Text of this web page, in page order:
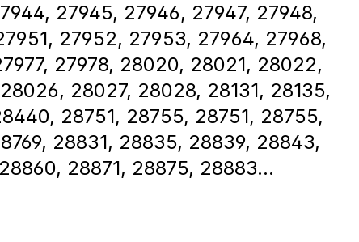
27945, 27946, 27947, 27948,
27952, 27953, 27964, 27968,
27978, 28020, 28021, 28022,
28027, 28028, 28131, 28135,
28751, 28755, 28751, 28755,
28831, 28835, 28839, 28843,
28871, 28875, 28883...